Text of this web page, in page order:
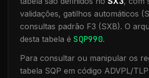
validações, gatilhos automáticos
consultas padrão F3 (SXB). O
desta tabela é SQP990.
Para consultar ou manipular os
tabela SQP em código ADVPL/